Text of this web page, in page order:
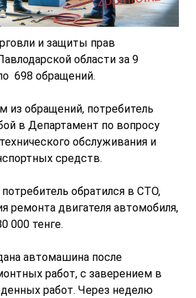
и защиты прав
области за 9
698 обращений.
из обращений, потребитель
в Департамент по вопросу
обслуживания и
средств.
обратился в СТО,
ремонта двигателя автомобиля,
000 тенге.
автомашина после
работ, с заверением в
работ. Через неделю